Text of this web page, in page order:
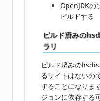
OpenJDKの
ビルドする
ビルド済みの
ラリ
ビルド済みの
るサイトはないの
することになりま
ジョンに依存する